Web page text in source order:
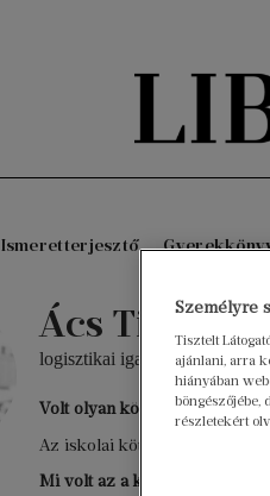
Ismeretterjesztő
Ács Tibor
logisztikai igazgató
Volt olyan könyv, amit
Az iskolai kötelezők közül
Mi volt az a könyv, ami eddig
Személyre
Tisztelt
ajánlani, arra
hiányában
böngészőjébe,
részletekért